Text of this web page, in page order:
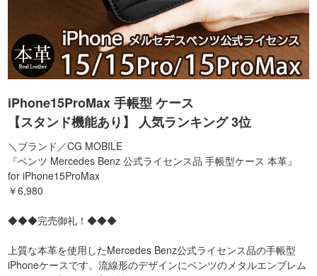
iPhone15ProMax 手帳型 ケース
【スタンド機能あり】 人気ランキング 3位
＼ブランド／CG MOBILE
『ベンツ Mercedes Benz 公式ライセンス品 手帳型ケース 本革』
for iPhone15ProMax
￥6,980
◆◆◆完売御礼！◆◆◆
上質な本革を使用したMercedes Benz公式ライセンス品の手帳型
iPhoneケースです。流線形のデザインにベンツのメタルエンブレム